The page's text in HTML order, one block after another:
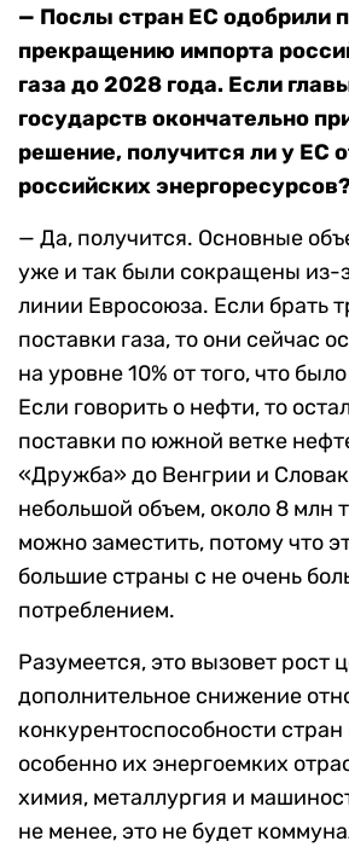
— Послы стран ЕС одобрили
прекращению импорта
газа до 2028 года. Если
государств окончательно
решение, получится ли у ЕС
российских
— Да, получится. Основные
уже и так были сокращены из-
линии Евросоюза. Если брать
поставки газа, то они сейчас
на уровне 10% от того, что
Если говорить о нефти, то
поставки по южной ветке
«Дружба» до Венгрии и
небольшой объем, около 8 млн
можно заместить, потому что
большие страны с не очень
потреблением.
Разумеется, это вызовет рост
дополнительное снижение
конкурентоспособности
особенно их энергоемких
химия, металлургия и
не менее, это не будет